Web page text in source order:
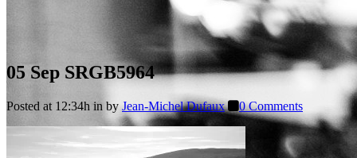
05 Sep SRGB5964
Posted at 12:34h in by Jean-Michel Dufaux 0 Comments